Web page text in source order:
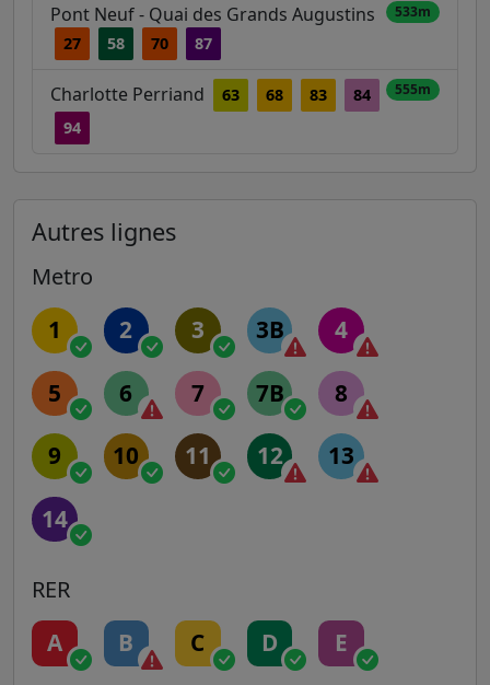
Pont Neuf - Quai des Grands Augustins
27 58 70 87
533m
Charlotte Perriand 63 68 83
84
94
555m
Autres lignes
Metro
1 2 3 3B 4
5 6 7 7B 8
9 10 11 12 13
14
RER
A B C D E